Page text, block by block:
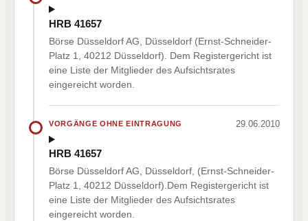
HRB 41657
Börse Düsseldorf AG, Düsseldorf (Ernst-Schneider-
Platz 1, 40212 Düsseldorf). Dem Registergericht ist
eine Liste der Mitglieder des Aufsichtsrates
eingereicht worden.
VORGÄNGE OHNE EINTRAGUNG 29.06.2010
HRB 41657
Börse Düsseldorf AG, Düsseldorf, (Ernst-Schneider-
Platz 1, 40212 Düsseldorf).Dem Registergericht ist
eine Liste der Mitglieder des Aufsichtsrates
eingereicht worden.